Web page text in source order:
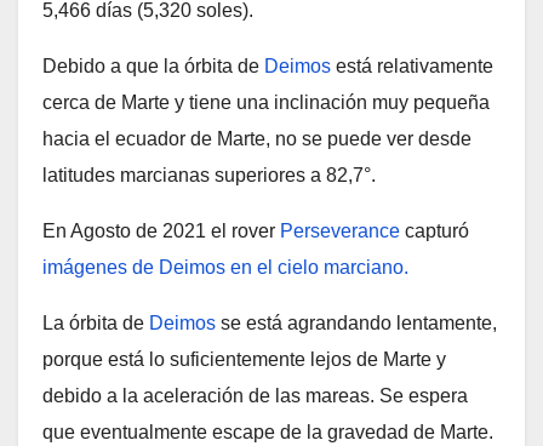
5,466 días (5,320 soles).
Debido a que la órbita de Deimos está relativamente
cerca de Marte y tiene una inclinación muy pequeña
hacia el ecuador de Marte, no se puede ver desde
latitudes marcianas superiores a 82,7°.
En Agosto de 2021 el rover Perseverance capturó
imágenes de Deimos en el cielo marciano.
La órbita de Deimos se está agrandando lentamente,
porque está lo suficientemente lejos de Marte y
debido a la aceleración de las mareas. Se espera
que eventualmente escape de la gravedad de Marte.